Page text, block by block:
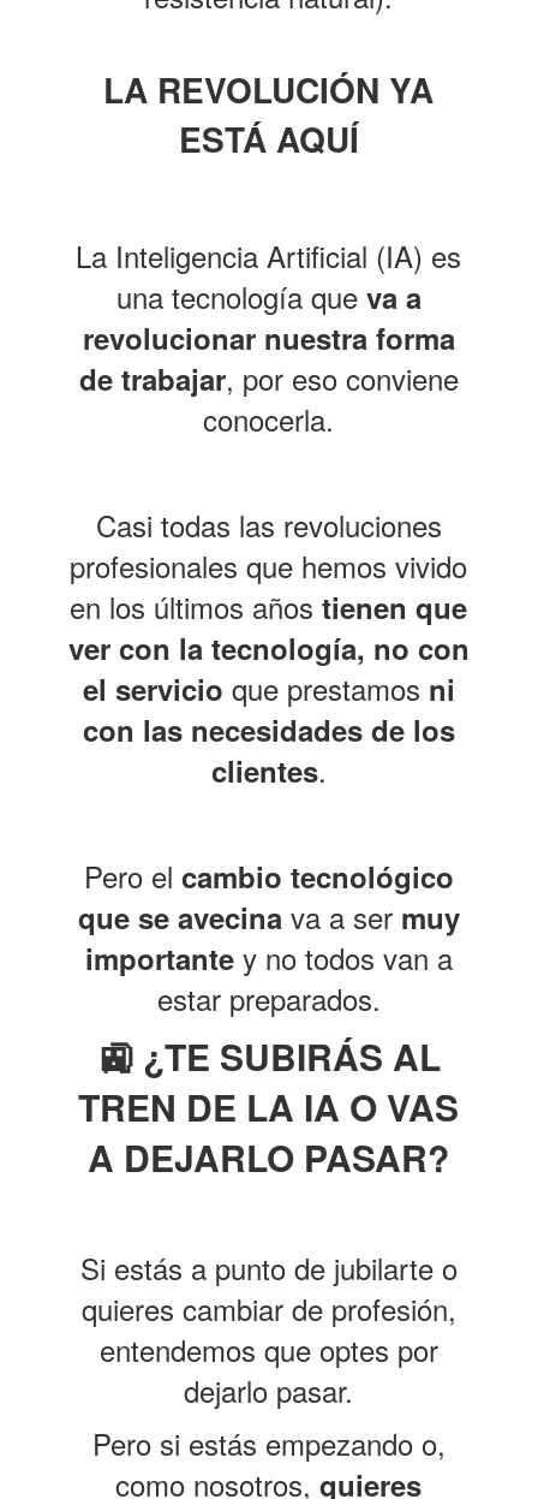
LA REVOLUCIÓN YA
ESTÁ AQUÍ
La Inteligencia Artificial (IA) es
una tecnología que va a
revolucionar nuestra forma
de trabajar, por eso conviene
conocerla.
Casi todas las revoluciones
profesionales que hemos vivido
en los últimos añostienen que
ver con la tecnología, no con
el servicio que prestamos ni
con las necesidades de los
clientes.
Pero el cambio tecnológico
que se avecina va a ser muy
importantey no todos van a
estar preparados.
🚉 ¿TE SUBIRÁS AL
TREN DE LA IA O VAS
A DEJARLO PASAR?
Si estás a punto de jubilarte o
quieres cambiar de profesión,
entendemos que optes por
dejarlo pasar.
Pero si estás empezando o,
como nosotros,quieres